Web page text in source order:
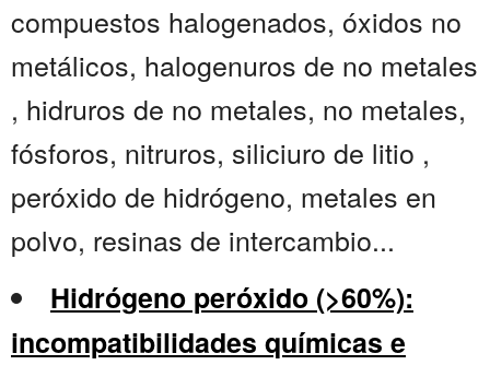
compuestos halogenados, óxidos no
metálicos, halogenuros de no metales
, hidruros de no metales, no metales,
fósforos, nitruros, siliciuro de litio ,
peróxido de hidrógeno, metales en
polvo, resinas de intercambio...
Hidrógeno peróxido (>60%):
incompatibilidades químicas e